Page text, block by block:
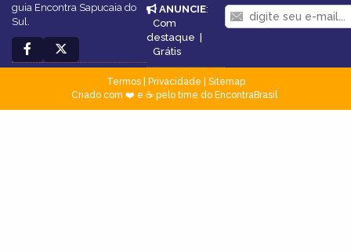
guia Encontra Sapucaia do
Sul.
ANUNCIE:
Com
destaque
Grátis
Termos| Privacidade
Sitemap
Criado com ❤️ e ☕ pelo time do EncontraBrasil